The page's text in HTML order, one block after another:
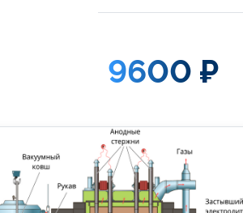
9600 ₽